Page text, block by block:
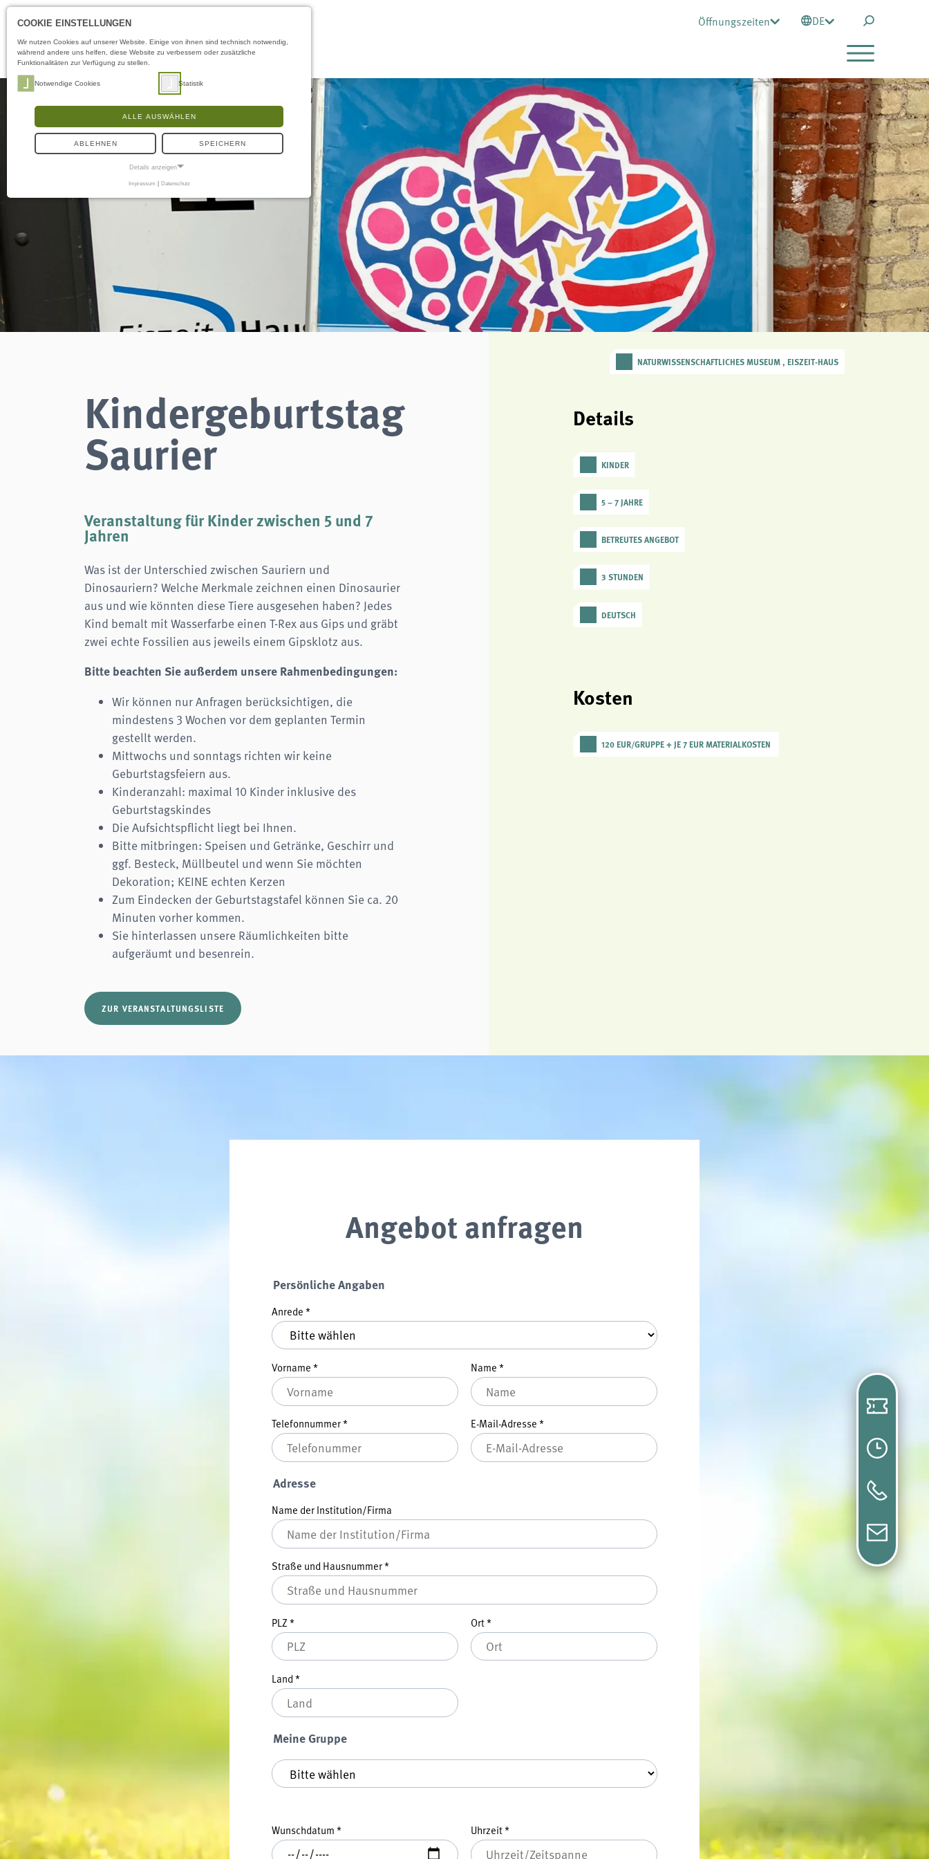
Öffnungszeiten DE
Kindergeburtstag
Saurier
Veranstaltung für Kinder zwischen 5 und 7
Jahren
Was ist der Unterschied zwischen Sauriern und
Dinosauriern? Welche Merkmale zeichnen einen Dinosaurier
aus und wie könnten diese Tiere ausgesehen haben? Jedes
Kind bemalt mit Wasserfarbe einen T-Rex aus Gips und gräbt
zwei echte Fossilien aus jeweils einem Gipsklotz aus.
Bitte beachten Sie außerdem unsere Rahmenbedingungen:
Wir können nur Anfragen berücksichtigen, die
mindestens 3 Wochen vor dem geplanten Termin
gestellt werden.
Mittwochs und sonntags richten wir keine
Geburtstagsfeiern aus.
Kinderanzahl: maximal 10 Kinder inklusive des
Geburtstagskindes
Die Aufsichtspflicht liegt bei Ihnen.
Bitte mitbringen: Speisen und Getränke, Geschirr und
ggf. Besteck, Müllbeutel und wenn Sie möchten
Dekoration; KEINE echten Kerzen
Zum Eindecken der Geburtstagstafel können Sie ca. 20
Minuten vorher kommen.
Sie hinterlassen unsere Räumlichkeiten bitte
aufgeräumt und besenrein.
ZUR VERANSTALTUNGSLISTE
NATURWISSENSCHAFTLICHES MUSEUM , EISZEIT-HAUS
Details
KINDER
5 – 7 JAHRE
BETREUTES ANGEBOT
3 STUNDEN
DEUTSCH
Kosten
120 EUR/GRUPPE + JE 7 EUR MATERIALKOSTEN
Angebot anfragen
Persönliche Angaben
Anrede *
Vorname * Name *
Telefonnummer* E-Mail-Adresse *
Adresse
Name der Institution/Firma
Straße und Hausnummer*
PLZ * Ort*
Land *
Meine Gruppe
Meine Gruppe*
Wunschdatum * Uhrzeit*
COOKIE EINSTELLUNGEN
Wir nutzen Cookies auf unserer Website. Einige von ihnen sind technisch notwendig,
während andere uns helfen, diese Website zu verbessern oder zusätzliche
Funktionalitäten zur Verfügung zu stellen.
Notwendige Cookies Statistik
ALLE AUSWÄHLEN
ABLEHNEN SPEICHERN
Details anzeigen
Notwendige Cookies ermöglichen grundlegende Funktionen und sind für die
einwandfreie Funktion der Website erforderlich.
naturwissenschaftliches-museum.de
Cookie Laufzeit: Session
Dieser Cookie speichert die ausgewählten Einverständnis-
Optionen des Benutzers
Impressum | Datenschutz